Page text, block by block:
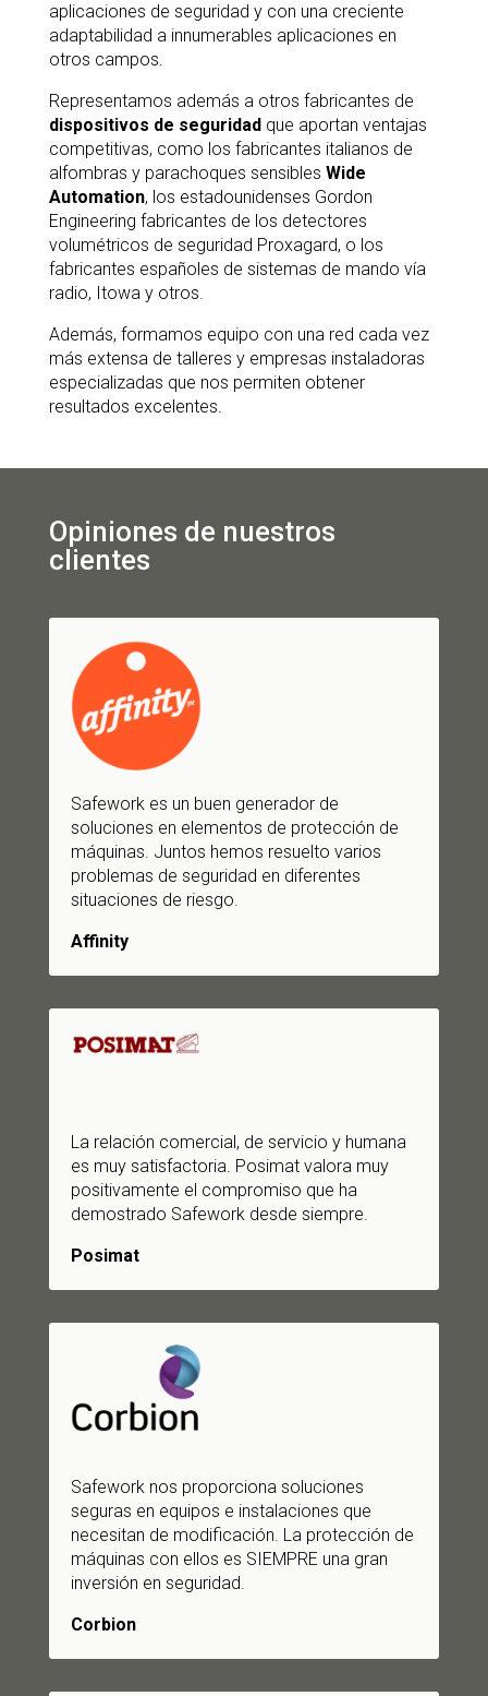
aplicaciones de seguridad y con una creciente
adaptabilidad a innumerables aplicaciones en
otros campos.
Representamos además a otros fabricantes de
dispositivos de seguridadque aportan ventajas
competitivas, como los fabricantes italianos de
alfombras y parachoques sensibles Wide
Automation, los estadounidenses Gordon
Engineering fabricantes de los detectores
volumétricos de seguridad Proxagard, o los
fabricantes españoles de sistemas de mando vía
radio, Itowa y otros.
Además, formamos equipo con una red cada vez
más extensa de talleres y empresas instaladoras
especializadas que nos permiten obtener
resultados excelentes.
Opiniones de nuestros
clientes
Safework es un buen generador de
soluciones en elementos de protección de
máquinas. Juntos hemos resuelto varios
problemas de seguridad en diferentes
situaciones de riesgo.
Affinity
La relación comercial, de servicio y humana
es muy satisfactoria. Posimat valora muy
positivamente el compromiso que ha
demostrado Safework desde siempre.
Posimat
Safework nos proporciona soluciones
seguras en equipos e instalaciones que
necesitan de modificación. La protección de
máquinas con ellos es SIEMPRE una gran
inversión en seguridad.
Corbion